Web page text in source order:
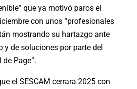
que ya motivó paros el
con unos “profesionales
mostrando su hartazgo ante
y de soluciones por parte del
Page”.
el SESCAM cerrara 2025 con